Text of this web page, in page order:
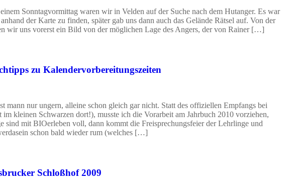
Sonntagvormittag waren wir in Velden auf der Suche nach dem Hutanger. Es war
der Karte zu finden, später gab uns dann auch das Gelände Rätsel auf. Von der
wir uns vorerst ein Bild von der möglichen Lage des Angers, der von Rainer […]
zu Kalendervorbereitungszeiten
mann nur ungern, alleine schon gleich gar nicht. Statt des offiziellen Empfangs bei
im kleinen Schwarzen dort!), musste ich die Vorarbeit am Jahrbuch 2010 vorziehen,
sind mit BIOerleben voll, dann kommt die Freisprechungsfeier der Lehrlinge und
schon bald wieder rum (welches […]
Schloßhof 2009